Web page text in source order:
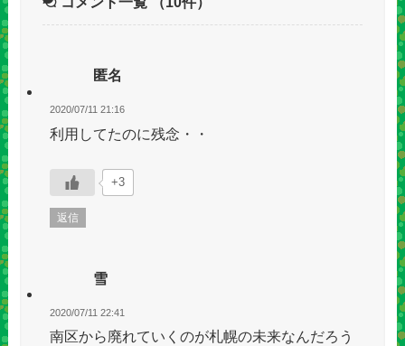
匿名
2020/07/11 21:16
利用してたのに残念・・
+3
返信
雪
2020/07/11 22:41
南区から廃れていくのが札幌の未来なんだろう